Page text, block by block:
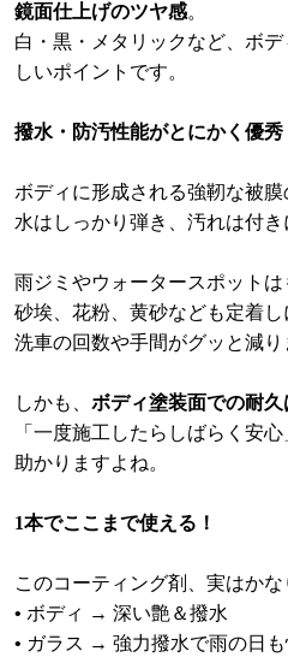
鏡面仕上げのツヤ感。
白・黒・メタリックなど、ボ
しいポイントです。
撥水・防汚性能がとにかく優秀
ボディに形成される強靭な被膜
水はしっかり弾き、汚れは付き
雨ジミやウォータースポットは
砂埃、花粉、黄砂なども定着し
洗車の回数や手間がグッと減り
しかも、 ボディ塗装面での耐
「一度施工したらしばらく安
助かりますよね。
1本でここまで使える！
このコーティング剤、実はかな
• ボディ → 深い艶＆撥水
• ガラス → 強力撥水で雨の日も